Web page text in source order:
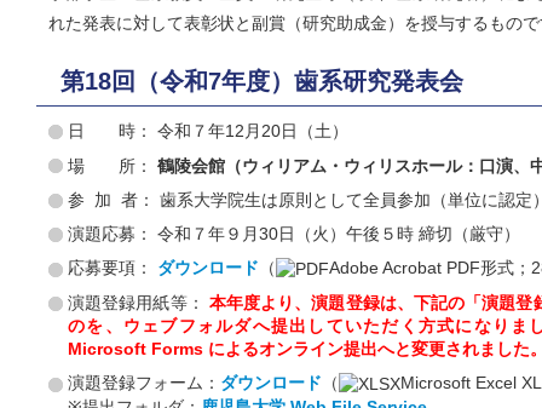
れた発表に対して表彰状と副賞（研究助成金）を授与するもの
第18回（令和7年度）歯系研究発表会
日 時： 令和７年12月20日（土）
場 所： 鶴陵会館（ウィリアム・ウィリスホール：口演、
参 加 者： 歯系大学院生は原則として全員参加（単位に認定
演題応募： 令和７年９月30日（火）午後５時 締切（厳守）
応募要項： ダウンロード （
Adobe Acrobat PDF形式；
演題登録用紙等： 本年度より、演題登録は、下記の「演題
のを、ウェブフォルダへ提出していただく方式になりま
Microsoft Forms によるオンライン提出へと変更されました
演題登録フォーム： ダウンロード （
Microsoft Excel